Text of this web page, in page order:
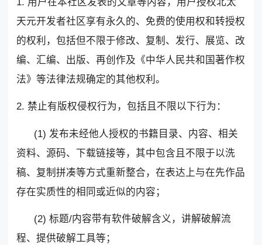
天元开发者社区享有永久的、免费的使用权和转授权
的权利，包括但不限于修改、复制、发行、展览、改
编、汇编、出版、再创作及《中华人民共和国著作权
法》等法律法规确定的其他权利。
2. 禁止有版权侵权行为，包括且不限以下行为：
(1) 发布未经他人授权的书籍目录、内容、相关
资料、源码、下载链接等，其中包含且不限于以洗
稿、复制拼凑等方式重新整合，在表达上与在先作品
存在实质性的相同或近似的内容；
(2) 标题/内容带有软件破解含义，讲解破解流
程、提供破解工具等；